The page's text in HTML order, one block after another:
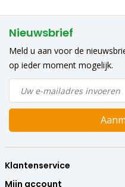
Nieuwsbrief
Meld u aan voor de
op ieder moment mogelijk.
Klantenservice
Mijn account